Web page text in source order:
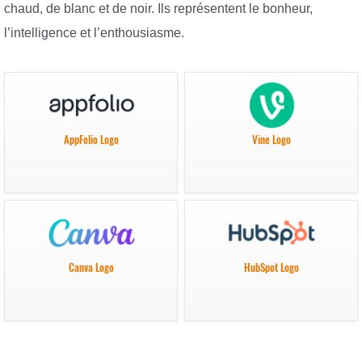
chaud, de blanc et de noir. Ils représentent le bonheur,
l’intelligence et l’enthousiasme.
AppFolio Logo Vine Logo
Canva Logo HubSpot Logo